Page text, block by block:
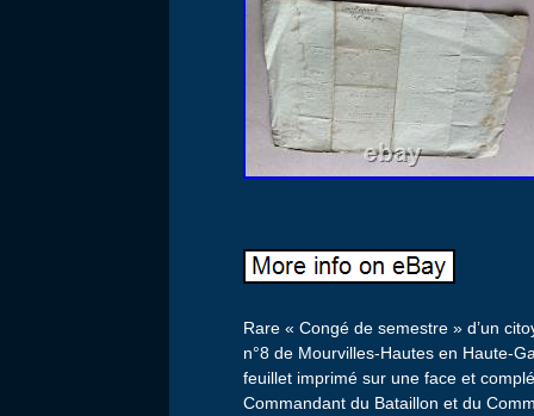
Rare « Congé de semestre » d’un
n°8 de Mourvilles-Hautes en Haute-
feuillet imprimé sur une face et
Commandant du Bataillon et du